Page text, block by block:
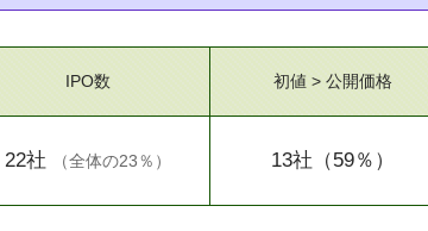
IPO数
22社 （全体の23％ ）
初値 > 公開価格
13社 （59％）